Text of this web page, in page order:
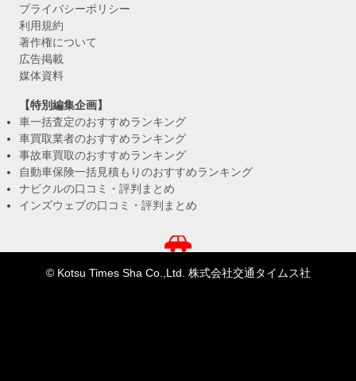
プライバシーポリシー
利用規約
著作権について
広告掲載
媒体資料
【特別編集企画】
車一括査定のおすすめランキング
車買取業者のおすすめランキング
事故車買取のおすすめランキング
自動車保険一括見積もりのおすすめランキング
ナビクルの口コミ・評判まとめ
インズウェブの口コミ・評判まとめ
© Kotsu Times Sha Co.,Ltd. 株式会社交通タイムス社